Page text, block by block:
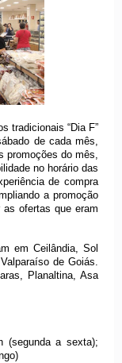
tradicionais “Dia F”
de cada mês,
promoções do mês,
no horário das
de compra
a promoção
ofertas que eram
em Ceilândia, Sol
de Goiás.
Planaltina, Asa
(segunda a sexta);